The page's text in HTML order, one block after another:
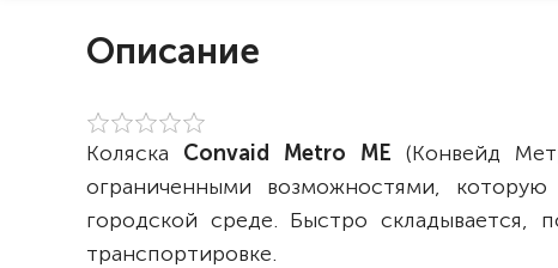
Описание
Коляска Convaid Metro ME(Конвейд
ограниченными возможностями,
городской среде. Быстро
транспортировке.